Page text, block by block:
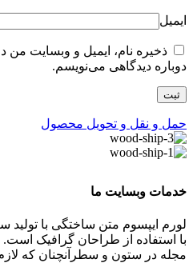
ایمیل
ذخیره نام، ایمیل و وبسایت من
دوباره دیدگاهی می‌نویسم.
حمل و نقل و تحویل محصول
خدمات وبسایت ما
لورم ایپسوم متن ساختگی با
با استفاده از طراحان گرافیک است.
مجله در ستون و سطرآنچنان که